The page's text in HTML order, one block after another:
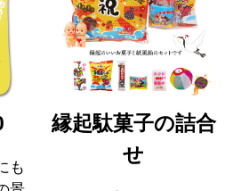
も
縁起駄菓子の詰合
せ